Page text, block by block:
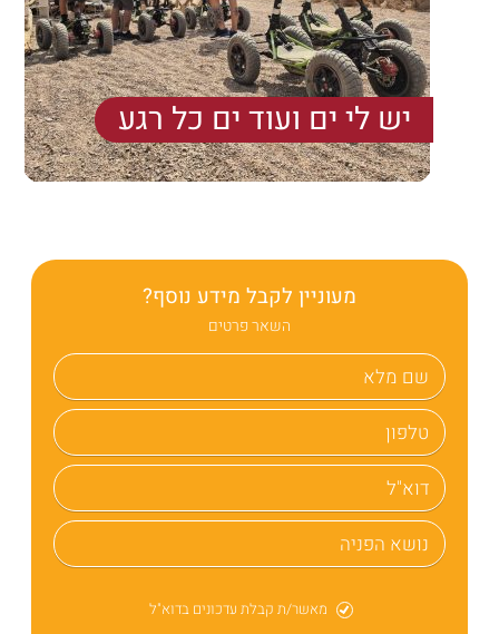
יש לי ים ועוד ים כל רגע
בלוג 3
מעוניין לקבל מידע נוסף?
השאר פרטים
מאשר/ת קבלת עדכונים בדוא"ל